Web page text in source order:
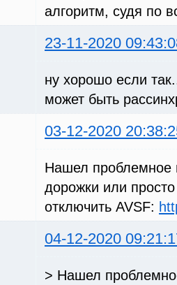
алгоритм, судя по
23-11-2020
ну хорошо если
может быть
03-12-2020
Нашел проблемное
дорожки или
отключить AVSF:
04-12-2020
> Нашел